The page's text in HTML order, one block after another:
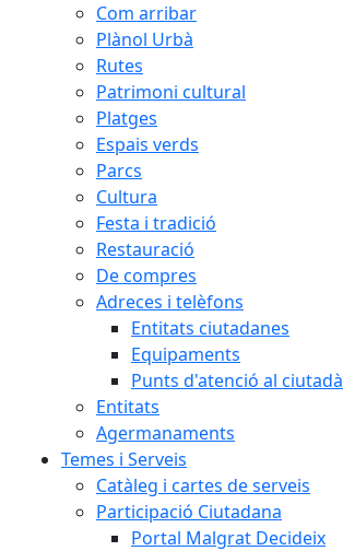
Com arribar
Plànol Urbà
Rutes
Patrimoni cultural
Platges
Espais verds
Parcs
Cultura
Festa i tradició
Restauració
De compres
Adreces i telèfons
Entitats ciutadanes
Equipaments
Punts d'atenció al ciutadà
Entitats
Agermanaments
Temes i Serveis
Catàleg i cartes de serveis
Participació Ciutadana
Portal Malgrat Decideix